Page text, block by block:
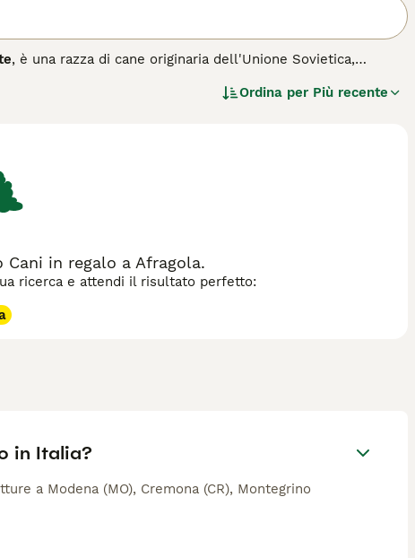
, è una razza di cane originaria dell'Unione Sovietica,
Nero Russo è noto per il suo temperamento leale,
spazzolature frequenti e tagli professionali ogni 6-8
nero russo prezzo", "terrier nero russo cuccioli vendita"
appartamento o per proprietari alle prime armi, ma è
Ordina per Più recente
Cani in regalo a Afragola.
ricerca e attendi il risultato perfetto:
in Italia?
a Modena (MO), Cremona (CR), Montegrino